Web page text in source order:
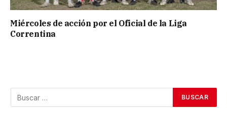
Miércoles de acción por el Oficial de la Liga
Correntina